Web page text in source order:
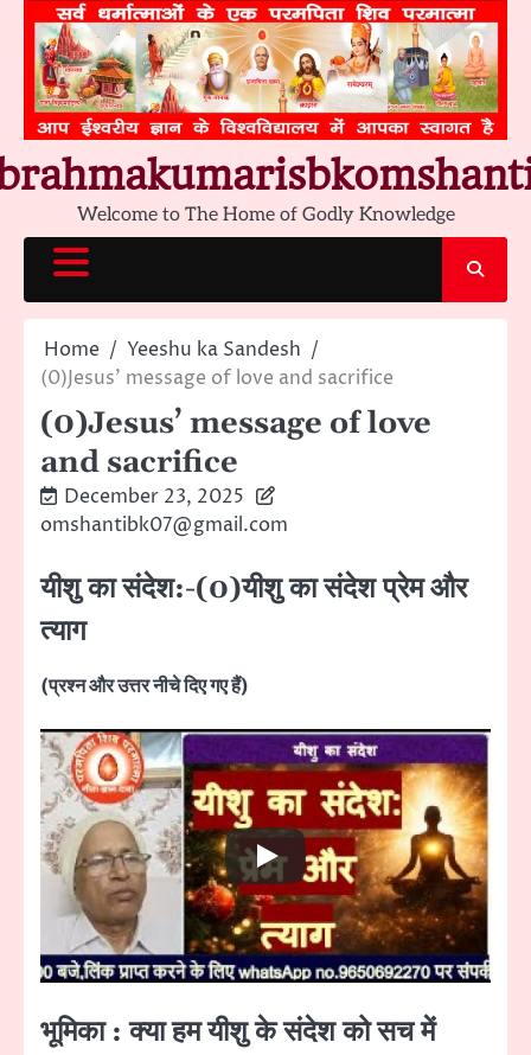
content
Welcome to The Home of Godly Knowledge
Home
Yeeshu ka Sandesh
(0)Jesus’ message of love and sacrifice
(0)Jesus’ message of love
and sacrifice
December 23, 2025
omshantibk07@gmail.com
यीशु का संदेश:-(0)यीशु का संदेश प्रेम और
त्याग
(प्रश्न और उत्तर नीचे दिए गए हैं)
भूमिका : क्या हम यीशु के संदेश को सच में